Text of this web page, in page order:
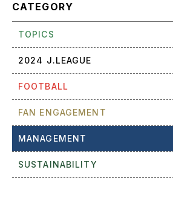
CATEGORY
TOPICS
2024 J.LEAGUE
FOOTBALL
FAN ENGAGEMENT
MANAGEMENT
SUSTAINABILITY